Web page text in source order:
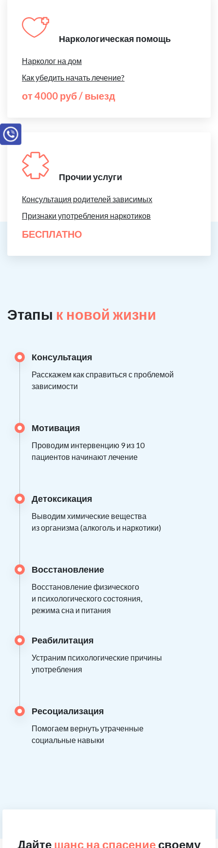
Наркологическая помощь
Нарколог на дом
Как убедить начать лечение?
от 4000 руб / выезд
Прочии услуги
Консультация родителей зависимых
Признаки употребления наркотиков
БЕСПЛАТНО
Этапы к новой жизни
Консультация
Расскажем как справиться с проблемой
зависимости
Мотивация
Проводим интервенцию 9 из 10
пациентов начинают лечение
Детоксикация
Выводим химические вещества
из организма (алкоголь и наркотики)
Восстановление
Восстановление физического
и психологического состояния,
режима сна и питания
Реабилитация
Устраним психологические причины
употребления
Ресоциализация
Помогаем вернуть утраченные
социальные навыки
Дайте шанс на спасение своему